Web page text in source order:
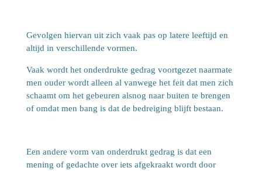
Gevolgen hiervan uit zich vaak pas op latere leeftijd en
altijd in verschillende vormen.
Vaak wordt het onderdrukte gedrag voortgezet naarmate
men ouder wordt alleen al vanwege het feit dat men zich
schaamt om het gebeuren alsnog naar buiten te brengen
of omdat men bang is dat de bedreiging blijft bestaan.
Een andere vorm van onderdrukt gedrag is dat een
mening of gedachte over iets afgekraakt wordt door